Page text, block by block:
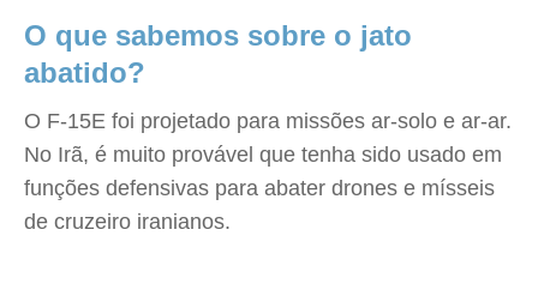
O que sabemos sobre o jato
abatido?
O F-15E foi projetado para missões ar-solo e ar-ar.
No Irã, é muito provável que tenha sido usado em
funções defensivas para abater drones e mísseis
de cruzeiro iranianos.